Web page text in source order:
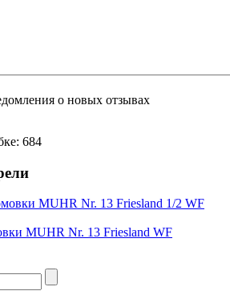
о новых отзывах
684
MUHR Nr. 13 Friesland WF